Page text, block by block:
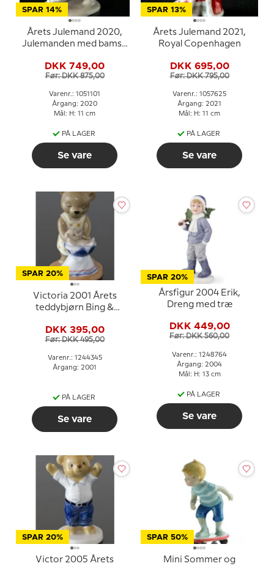
SPAR 14%
Årets Julemand 2020,
Julemanden med bamse
DKK 749,00
Før: DKK 875,00
Varenr.: 1051101
Årgang: 2020
Mål: H: 11 cm
PÅ LAGER
Se vare
SPAR 13%
Årets Julemand 2021,
Royal Copenhagen
DKK 695,00
Før: DKK 795,00
Varenr.: 1057625
Årgang: 2021
Mål: H: 11 cm
PÅ LAGER
Se vare
SPAR 20%
Victoria 2001 Årets
teddybjørn Bing &
DKK 395,00
Før: DKK 495,00
Varenr.: 1244345
Årgang: 2001
PÅ LAGER
Se vare
SPAR 20%
Årsfigur 2004 Erik,
Dreng med træ
DKK 449,00
Før: DKK 560,00
Varenr.: 1248764
Årgang: 2004
Mål: H: 13 cm
PÅ LAGER
Se vare
SPAR 20%
Victor 2005 Årets
SPAR 50%
Mini Sommer og